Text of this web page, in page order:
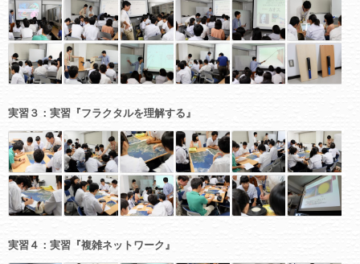
実習３：実習『フラクタルを理解する』
実習４：実習『複雑ネットワーク』